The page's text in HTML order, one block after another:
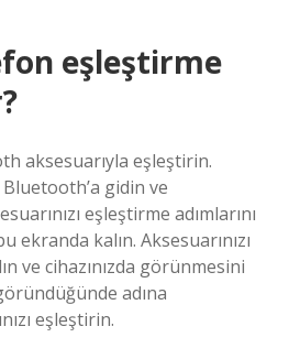
eşleştirme
aksesuarıyla eşleştirin.
Bluetooth’a gidin ve
eşleştirme adımlarını
ekranda kalın. Aksesuarınızı
ve cihazınızda görünmesini
adına
eşleştirin.